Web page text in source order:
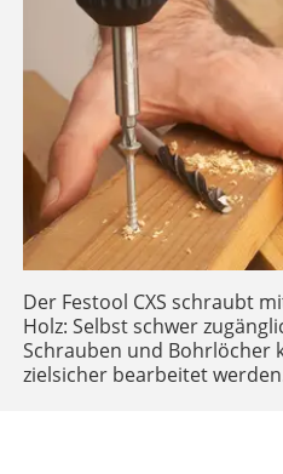
Der Festool CXS schraubt
Holz: Selbst schwer
Schrauben und Bohrlöcher
zielsicher bearbeitet